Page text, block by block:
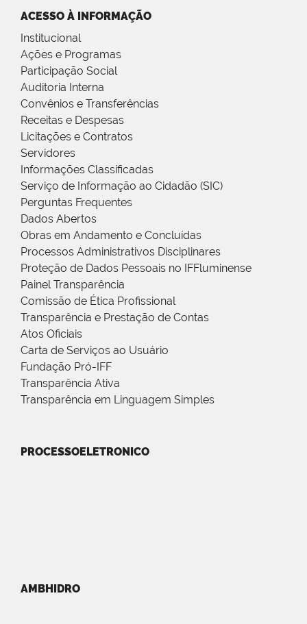
ACESSO À INFORMAÇÃO
Institucional
Ações e Programas
Participação Social
Auditoria Interna
Convênios e Transferências
Receitas e Despesas
Licitações e Contratos
Servidores
Informações Classificadas
Serviço de Informação ao Cidadão (SIC)
Perguntas Frequentes
Dados Abertos
Obras em Andamento e Concluídas
Processos Administrativos Disciplinares
Proteção de Dados Pessoais no IFFluminense
Painel Transparência
Comissão de Ética Profissional
Transparência e Prestação de Contas
Atos Oficiais
Carta de Serviços ao Usuário
Fundação Pró-IFF
Transparência Ativa
Transparência em Linguagem Simples
PROCESSOELETRONICO
AMBHIDRO